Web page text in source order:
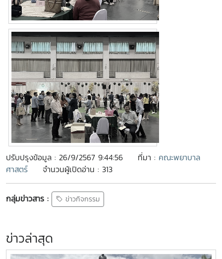
ปรับปรุงข้อมูล : 26/9/2567 9:44:56 ที่มา : คณะพยาบาล
ศาสตร์
จำนวนผู้เปิดอ่าน : 313
กลุ่มข่าวสาร : ข่าวกิจกรรม
ข่าวล่าสุด